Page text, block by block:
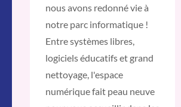
nous avons redonné vie à
notre parc informatique !
Entre systèmes libres,
logiciels éducatifs et grand
nettoyage, l'espace
numérique fait peau neuve